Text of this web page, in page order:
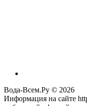
Вода-Всем.Ру © 2026
Информация на сайте